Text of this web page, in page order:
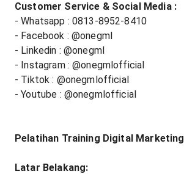
Customer Service & Social Media :
- Whatsapp : 0813-8952-8410
- Facebook : @onegml
- Linkedin : @onegml
- Instagram : @onegmlofficial
- Tiktok : @onegmlofficial
- Youtube : @onegmlofficial
Pelatihan Training Digital Marketing
Latar Belakang: